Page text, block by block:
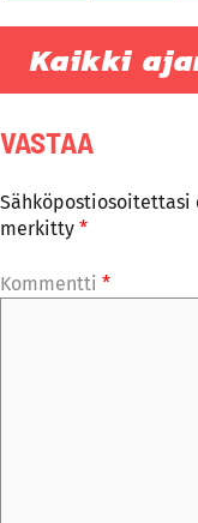
Kaikki
VASTAA
Sähköpostiosoitettasi
merkitty *
Kommentti *